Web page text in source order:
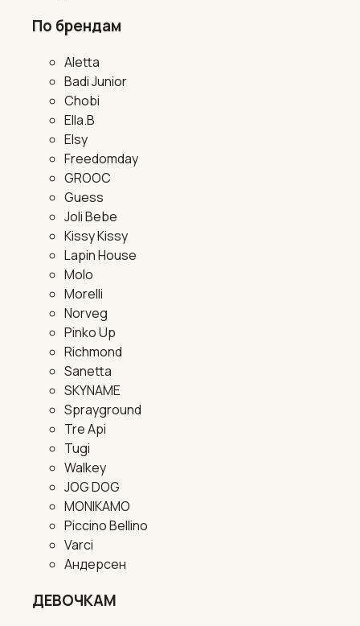
По брендам
Aletta
Badi Junior
Chobi
Ella.B
Elsy
Freedomday
GROOC
Guess
Joli Bebe
Kissy Kissy
Lapin House
Molo
Morelli
Norveg
Pinko Up
Richmond
Sanetta
SKYNAME
Sprayground
Tre Api
Tugi
Walkey
JOG DOG
MONIKAMO
Piccino Bellino
Varci
Андерсен
ДЕВОЧКАМ